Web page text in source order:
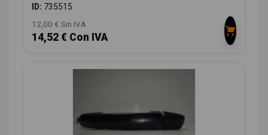
ID: 735515
12,00 € Sin IVA
14,52 € Con IVA